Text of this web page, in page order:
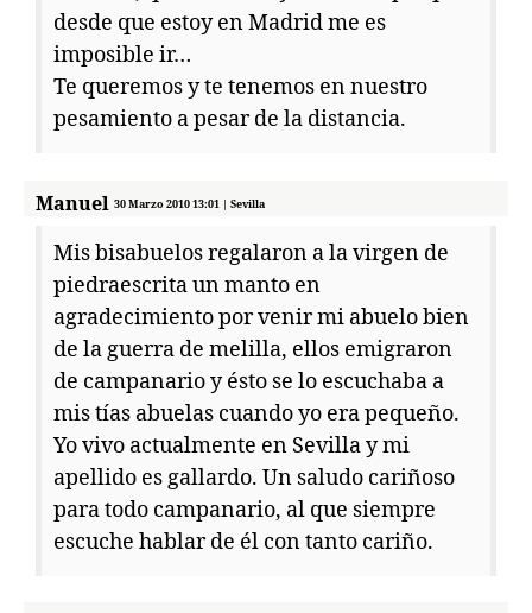
desde que estoy en Madrid me es
imposible ir…
Te queremos y te tenemos en nuestro
pesamiento a pesar de la distancia.
Manuel 30 Marzo 2010 13:01 | Sevilla
Mis bisabuelos regalaron a la virgen de
piedraescrita un manto en
agradecimiento por venir mi abuelo bien
de la guerra de melilla, ellos emigraron
de campanario y ésto se lo escuchaba a
mis tías abuelas cuando yo era pequeño.
Yo vivo actualmente en Sevilla y mi
apellido es gallardo. Un saludo cariñoso
para todo campanario, al que siempre
escuche hablar de él con tanto cariño.